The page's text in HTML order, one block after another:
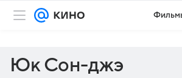
Юк Сон-джэ